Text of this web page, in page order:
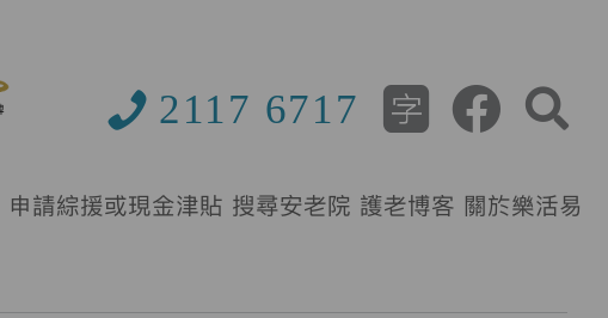
2117 6717
申請綜援或現金津貼 搜尋安老院 護老博客 關於樂活易